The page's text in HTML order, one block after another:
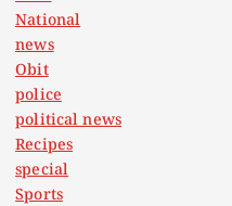
National
news
Obit
police
political news
Recipes
special
Sports